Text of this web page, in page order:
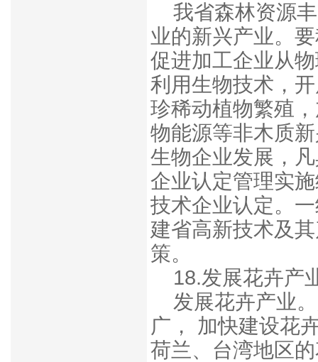
我省森林资源
业的新兴产业。
促进加工企业从
利用生物技术，
珍稀动植物繁殖
物能源等非木质
生物企业发展，
企业认定管理实
技术企业认定。
建省高新技术及
策。
18.发展花卉产
发展花卉产业
广， 加快建设花
荷兰、台湾地区